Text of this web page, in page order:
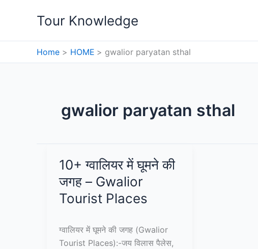
Tour Knowledge
Home HOME gwalior paryatan sthal
gwalior paryatan sthal
10+ ग्वालियर में घूमने की
जगह – Gwalior
Tourist Places
ग्वालियर में घूमने की जगह (Gwalior
Tourist Places):-जय विलास पैलेस,